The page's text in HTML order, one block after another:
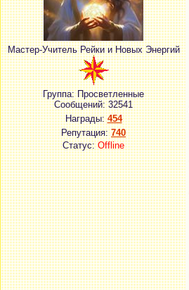
Мастер-Учитель Рейки и Новых Энергий
Группа: Просветленные
Сообщений:32541
Награды:454
Репутация:740
Статус:Offline